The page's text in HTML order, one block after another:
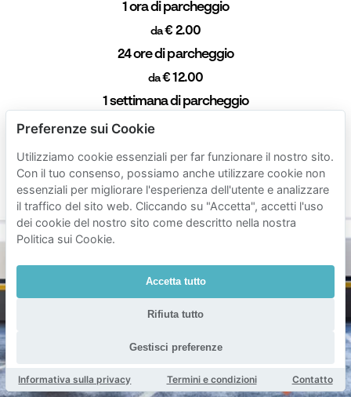
1 ora di parcheggio
da€ 2.00
24 ore di parcheggio
da€ 12.00
1 settimana di parcheggio
da
da€ 152.00
Durata min. 1 ora
Preferenze sui Cookie
Utilizziamo cookie essenziali per far funzionare il nostro sito.
Con il tuo consenso, possiamo anche utilizzare cookie non
essenziali per migliorare l'esperienza dell'utente e analizzare
il traffico del sito web. Cliccando su "Accetta", accetti l'uso
dei cookie del nostro sito come descritto nella nostra
Politica sui Cookie.
Accetta tutto
Rifiuta tutto
Gestisci preferenze
Informativa sulla privacy Termini e condizioni Contatto